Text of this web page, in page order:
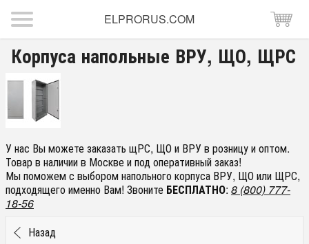
ELPRORUS.COM
Корпуса напольные ВРУ, ЩО, ЩРС
У нас Вы можете заказать щРС, ЩО и ВРУ в розницу и оптом.
Товар в наличии в Москве и под оперативный заказ!
Мы поможем с выбором напольного корпуса ВРУ, ЩО или ЩРС,
подходящего именно Вам! Звоните БЕСПЛАТНО: 8 (800) 777-
18-56
Назад